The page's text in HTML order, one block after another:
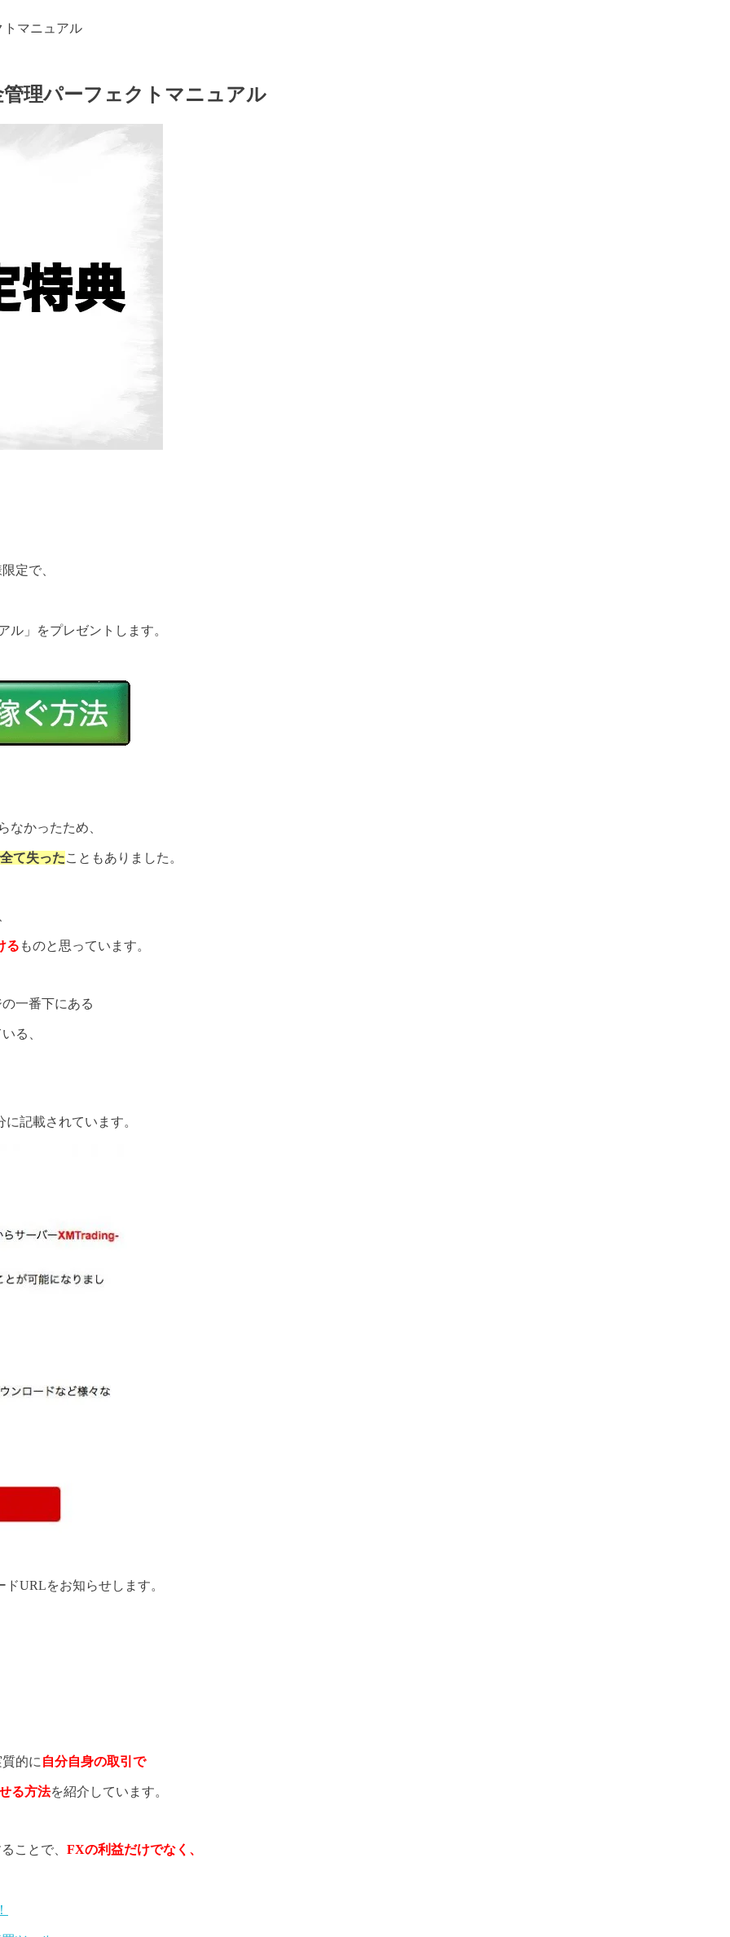
トマニュアル
理パーフェクトマニュアル
定で、
」をプレゼントします。
なかったため、
て失ったこともありました。
る ものと思っています。
一番下にある
る、
記載されています。
URLをお知らせします。
的に 自分自身の取引で
る方法を紹介しています。
ことで、 FXの利益だけでなく、